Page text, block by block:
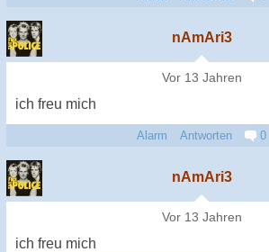
nAmAri3
Vor 13 Jahren
ich freu mich
Alarm Antworten 0
nAmAri3
Vor 13 Jahren
ich freu mich